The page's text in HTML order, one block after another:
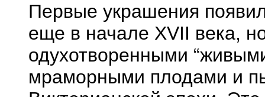
Первые украшения
еще в начале XVII века,
одухотворенными
мраморными плодами и